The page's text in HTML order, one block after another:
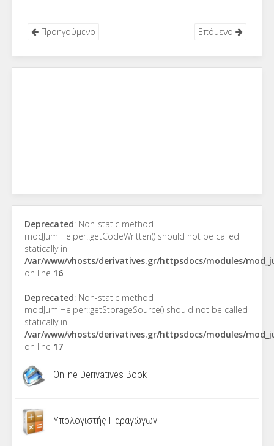
Προηγούμενο Επόμενο
Deprecated: Non-static method
modJumiHelper::getCodeWritten() should not be called
statically in
/var/www/vhosts/derivatives.gr/httpsdocs/modules/
on line 16
Deprecated: Non-static method
modJumiHelper::getStorageSource() should not be called
statically in
/var/www/vhosts/derivatives.gr/httpsdocs/modules/
on line 17
Online Derivatives Book
Υπολογιστής Παραγώγων